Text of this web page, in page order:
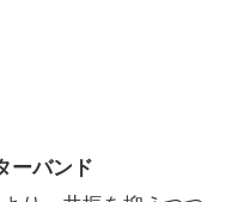
ーバンド